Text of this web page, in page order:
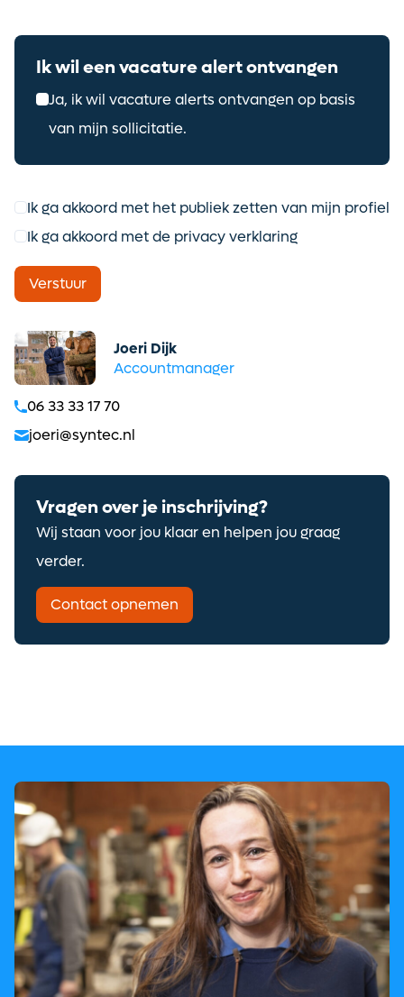
Ik wil een vacature alert ontvangen
Ja, ik wil vacature alerts ontvangen op basis
van mijn sollicitatie.
Ik ga akkoord met het publiek zetten van mijn profiel
Ik ga akkoord met de privacy verklaring
Verstuur
Joeri Dijk
Accountmanager
06 33 33 17 70
joeri@syntec.nl
Vragen over je inschrijving?
Wij staan voor jou klaar en helpen jou graag
verder.
Contact opnemen
je mailbox